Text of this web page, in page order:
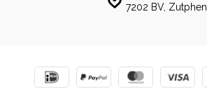
7202 BV, Zutphen